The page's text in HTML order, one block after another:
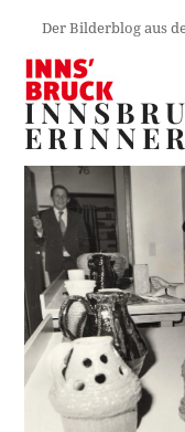
Der Bilderblog aus